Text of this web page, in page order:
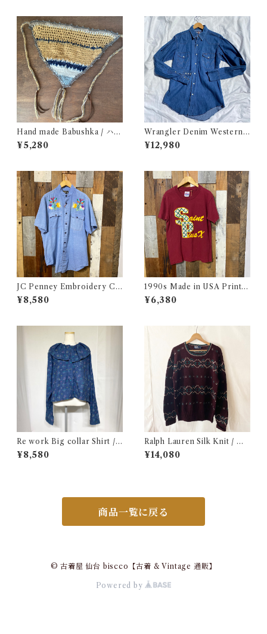
Hand made Babushka / ハン
ドメイド バブーシュカ
¥5,280
Wrangler Denim Western S
hirt 15 1/2 Made in USA / ラ
ングラー デニムウエスタン シ
¥12,980
JC Penney Embroidery Ch
ambray Shirt / ジェイシーペ
ニー 刺繍入り シャンブレー シ
¥8,580
1990s Made in USA Print T
ee / 90年代 アメリカ製 プリ
ント Tシャツ 古着
¥6,380
Re work Big collar Shirt /
リワーク ビックカラー シャツ
古着
¥8,580
Ralph Lauren Silk Knit / ラ
ルフローレン シルク セーター
古着
¥14,080
商品一覧に戻る
© 古着屋 仙台 biscco【古着 & Vintage 通販】
Powered by